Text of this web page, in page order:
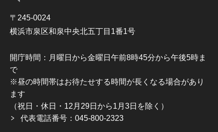
〒245-0024
横浜市泉区和泉中央北五丁目1番1号
開庁時間：月曜日から金曜日午前8時45分から午後5時ま
で
※昼の時間帯はお待たせする時間が長くなる場合があり
ます
（祝日・休日・12月29日から1月3日を除く）
代表電話番号：045-800-2323